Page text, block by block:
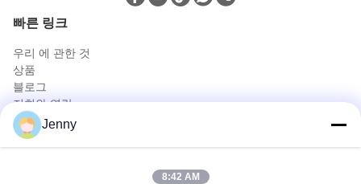
빠른 링크
우리 에 관한 것
상품
블로그
저희와 연락
상품
석유 및 가스 트럭
Jenny
8:42 AM